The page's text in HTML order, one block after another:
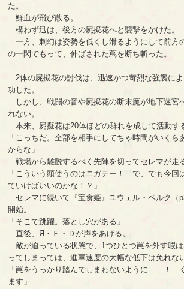
た。
鮮血が飛び散る。
構わず迅は、後方の屍擬花へと襲撃をかけた。
一方、刺幻は姿勢を低くし滑るようにして前方
の一閃でもって、伸ばされた蔦を断ち斬った。
2体の屍擬花の討伐は、迅速かつ苛烈な強襲に
功した。
しかし、戦闘の音や屍擬花の断末魔が地下迷宮
れない。
本来、屍擬花は20体ほどの群れを成して活動す
「こっちだ。全部を相手にしてちゃ時間がいくら
からな」
戦場から離脱するべく先陣を切ってセレマが走
「こういう頭使うのはニガテー！ で、でも今回
ていけばいいのかな！？」
セレマに続いて『宝食姫』ユウェル・ベルク（
開始。
「そこで跳躍。落とし穴がある」
直後、Я・Ｅ・Ｄが声をあげる。
敵が迫っている状態で、1つひとつ罠を外す暇
ってしまっては、進軍速度の大幅な低下は免れな
「罠をうっかり踏んでしまわないように……！
ます」